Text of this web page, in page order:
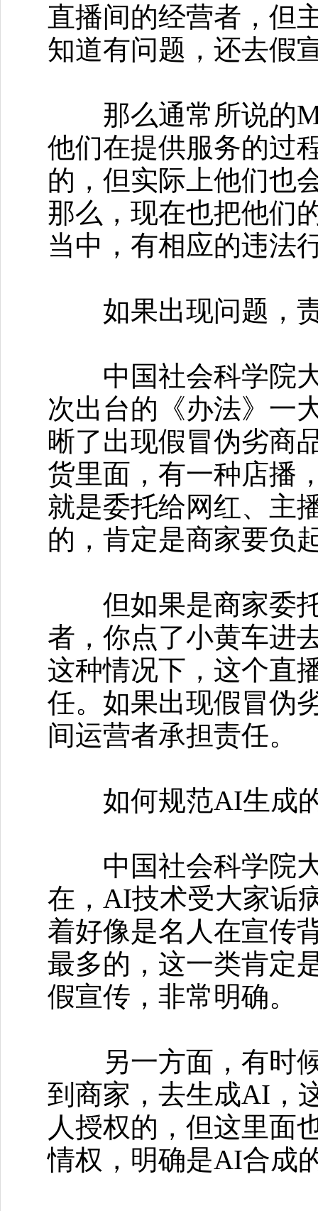
直播间的经营者，但
知道有问题，还去假
那么通常所说的
他们在提供服务的过
的，但实际上他们也
那么，现在也把他们
当中，有相应的违法
如果出现问题，责
中国社会科学院大
次出台的《办法》一
晰了出现假冒伪劣商
货里面，有一种店播
就是委托给网红、主
的，肯定是商家要负
但如果是商家委托
者，你点了小黄车进
这种情况下，这个直
任。如果出现假冒伪
间运营者承担责任。
如何规范AI生成的
中国社会科学院大
在，AI技术受大家诟
着好像是名人在宣传
最多的，这一类肯定
假宣传，非常明确。
另一方面，有时候
到商家，去生成AI，
人授权的，但这里面
情权，明确是AI合成